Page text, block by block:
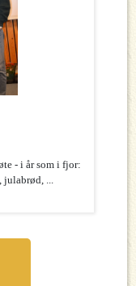
- i år som i fjor:
julabrød, ...